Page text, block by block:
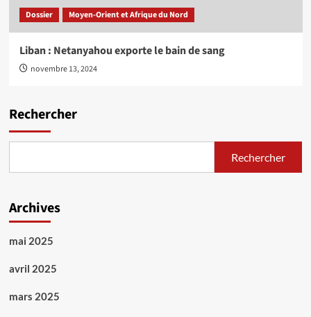
Dossier Moyen-Orient et Afrique du Nord
Liban : Netanyahou exporte le bain de sang
novembre 13, 2024
Rechercher
Rechercher
Archives
mai 2025
avril 2025
mars 2025